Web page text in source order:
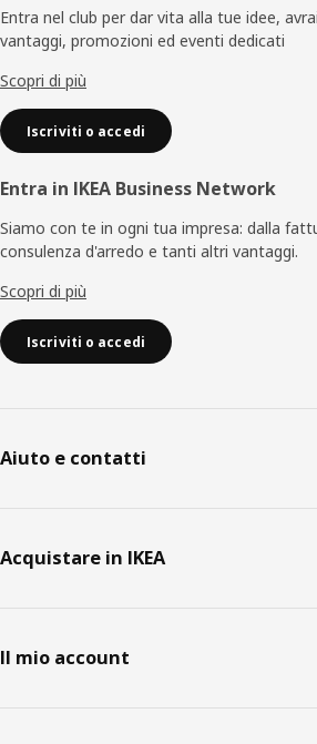
di
pagina
Entra nel club per dar vita alla tue idee,
vantaggi, promozioni ed eventi dedicati
Scopri di più
Iscriviti o accedi
Entra in IKEA Business Network
Siamo con te in ogni tua impresa: dalla
consulenza d'arredo e tanti altri vantaggi.
Scopri di più
Iscriviti o accedi
Aiuto e contatti
Acquistare in IKEA
Il mio account